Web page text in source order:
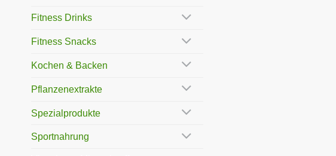
Fitness Drinks
Fitness Snacks
Kochen & Backen
Pflanzenextrakte
Spezialprodukte
Sportnahrung